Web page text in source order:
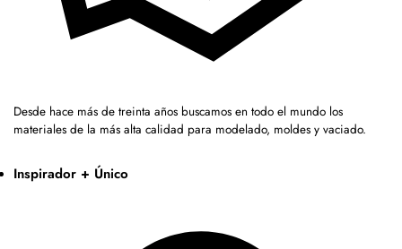
Desde hace más de treinta años buscamos en todo el mundo los
materiales de la más alta calidad para modelado, moldes y vaciado.
Inspirador + Único